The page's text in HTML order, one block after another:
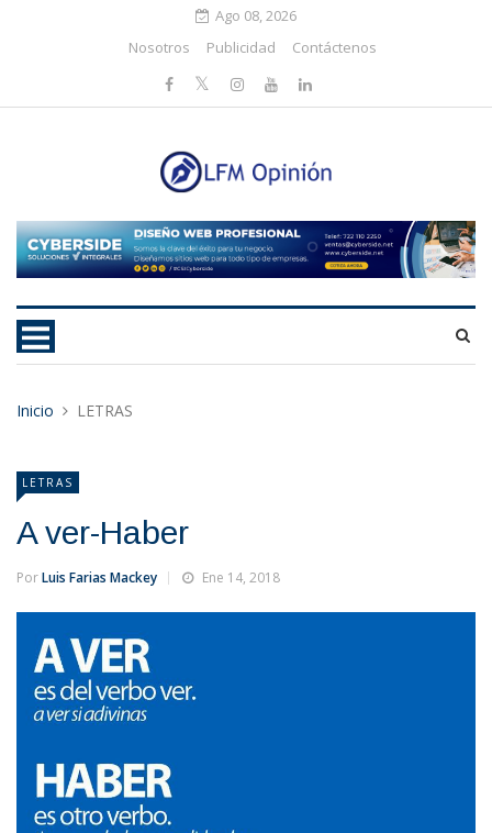
Ago 08, 2026
Nosotros
Publicidad Contáctenos
Inicio LETRAS
LETRAS
A ver-Haber
PorLuis Farias Mackey Ene 14, 2018